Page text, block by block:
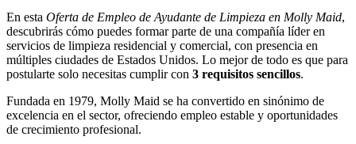
En esta Oferta de Empleo de Ayudante de Limpieza en Molly Maid,
descubrirás cómo puedes formar parte de una compañía líder en
servicios de limpieza residencial y comercial, con presencia en
múltiples ciudades de Estados Unidos. Lo mejor de todo es que para
postularte solo necesitas cumplir con 3 requisitos sencillos.
Fundada en 1979, Molly Maid se ha convertido en sinónimo de
excelencia en el sector, ofreciendo empleo estable y oportunidades
de crecimiento profesional.